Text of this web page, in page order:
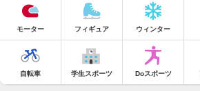
モーター フィギュア ウィンター
自転車 学生スポーツ Doスポーツ